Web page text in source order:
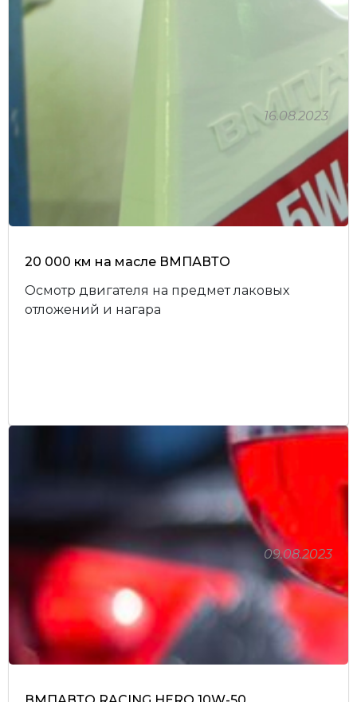
20 000 км на масле ВМПАВТО
Осмотр двигателя на предмет лаковых
отложений и нагара
16.08.2023
09.08.2023